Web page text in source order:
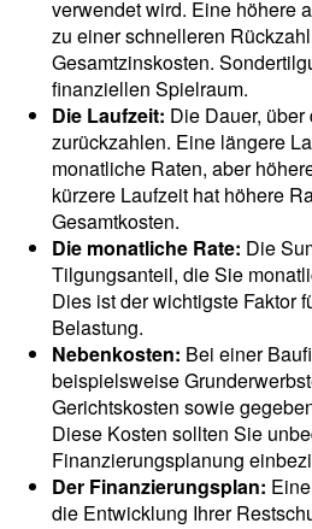
verwendet wird. Eine höhere
zu einer schnelleren
Gesamtzinskosten.
finanziellen Spielraum.
Die Laufzeit: Die Dauer,
zurückzahlen. Eine längere
monatliche Raten, aber
kürzere Laufzeit hat höhere
Gesamtkosten.
Die monatliche Rate: Die
Tilgungsanteil, die Sie
Dies ist der wichtigste Faktor
Belastung.
Nebenkosten: Bei einer
beispielsweise
Gerichtskosten sowie
Diese Kosten sollten Sie
Finanzierungsplanung
Der Finanzierungsplan:
die Entwicklung Ihrer